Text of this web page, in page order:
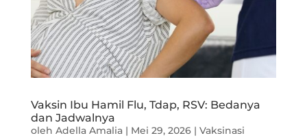
Vaksin Ibu Hamil Flu, Tdap, RSV: Bedanya
dan Jadwalnya
oleh Adella Amalia| Mei 29, 2026| Vaksinasi